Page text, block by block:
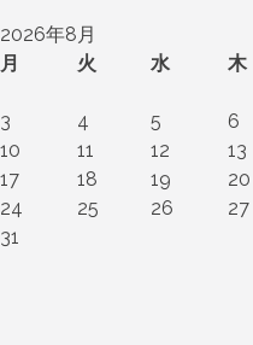
2026年8月
月
火 水 木
3
4 5 6
10
11 12 13
17
18 19 20
24
25 26 27
31